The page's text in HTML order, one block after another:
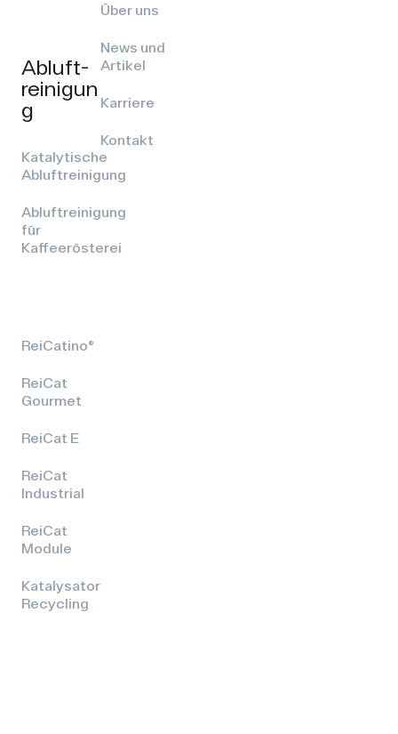
Abluft­
reinigun
g
Katalytische
Abluftreinigung
Abluftreinigung
für
Kaffeerösterei
ReiCatino®
ReiCat
Gourmet
ReiCat E
ReiCat
Industrial
ReiCat
Module
Katalysator
Recycling
Über uns
News und
Artikel
Karriere
Kontakt